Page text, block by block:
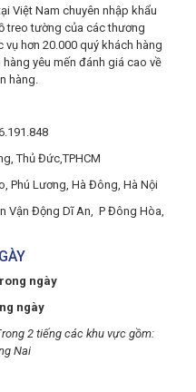
Việt Nam chuyên nhập khẩu
treo tường của các thương
vụ hơn 20.000 quý khách hàng
yêu mến đánh giá cao về
hàng.
Thủ Đức,TPHCM
Phú Lương, Hà Đông, Hà Nội
Vận Động Dĩ An, P Đông Hòa,
ngày
ngày
2 tiếng các khu vực gồm:
Nai